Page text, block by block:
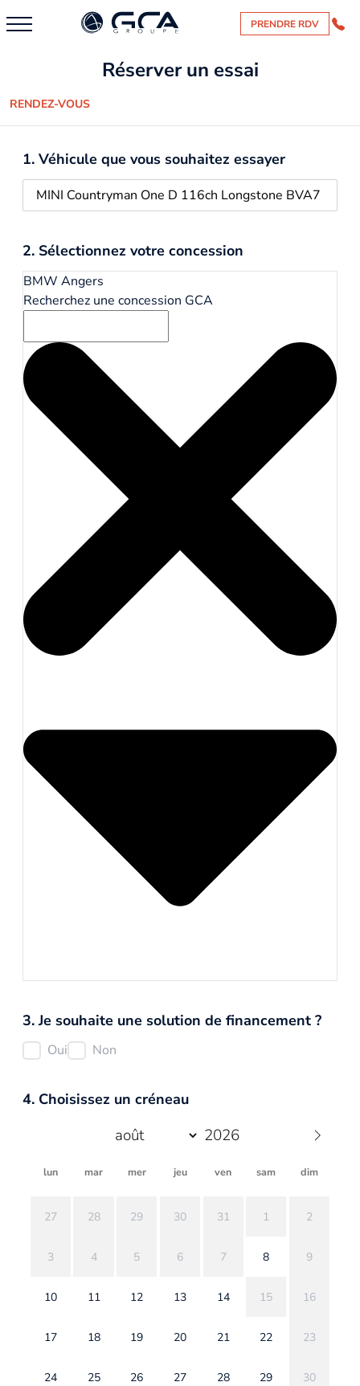
PRENDRE RDV
Réserver un essai
RENDEZ-VOUS
1. Véhicule que vous souhaitez essayer
2. Sélectionnez votre concession
BMW Angers
Recherchez une concession GCA
3. Je souhaite une solution de financement ?
Oui Non
4. Choisissez un créneau
lun mar mer jeu ven sam dim
27 28 29 30 31 1 2
3 4 5 6 7 8 9
10 11 12 13 14 15 16
17 18 19 20 21 22 23
24 25 26 27 28 29 30